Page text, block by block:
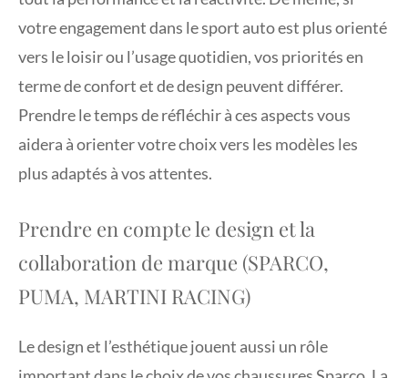
votre engagement dans le sport auto est plus orienté
vers le loisir ou l’usage quotidien, vos priorités en
terme de confort et de design peuvent différer.
Prendre le temps de réfléchir à ces aspects vous
aidera à orienter votre choix vers les modèles les
plus adaptés à vos attentes.
Prendre en compte le design et la
collaboration de marque (SPARCO,
PUMA, MARTINI RACING)
Le design et l’esthétique jouent aussi un rôle